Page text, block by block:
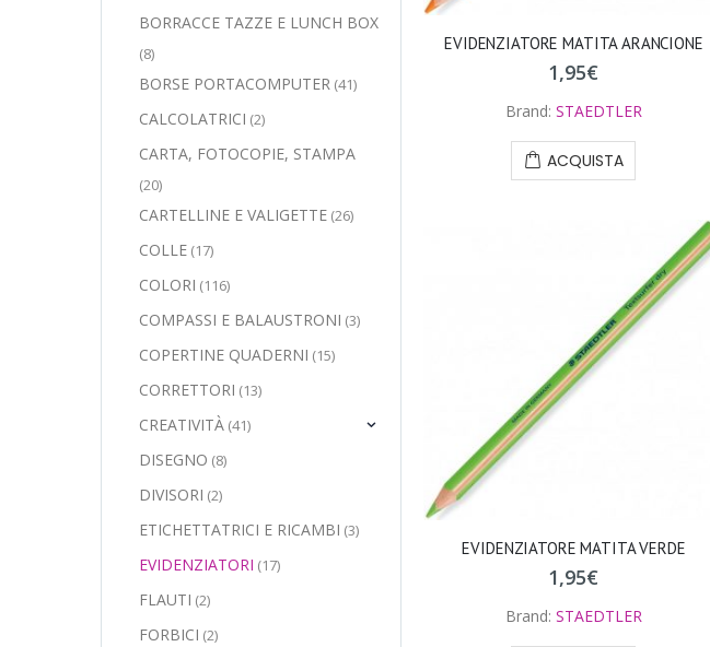
EVIDENZIATORE MATITA ARANCIONE
1,95€
Brand: STAEDTLER
ACQUISTA
EVIDENZIATORE MATITA VERDE
1,95€
Brand: STAEDTLER
BORRACCE TAZZE E LUNCH BOX
(8)
BORSE PORTACOMPUTER (41)
CALCOLATRICI (2)
CARTA, FOTOCOPIE, STAMPA
(20)
CARTELLINE E VALIGETTE (26)
COLLE (17)
COLORI (116)
COMPASSI E BALAUSTRONI (3)
COPERTINE QUADERNI (15)
CORRETTORI (13)
CREATIVITÀ (41)
DISEGNO (8)
DIVISORI (2)
ETICHETTATRICI E RICAMBI (3)
EVIDENZIATORI (17)
FLAUTI (2)
FORBICI (2)